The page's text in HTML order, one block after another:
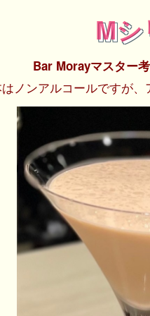
M
Bar Morayマスター
ノンアルコールですが